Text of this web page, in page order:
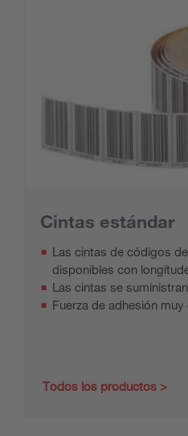
Cintas estándar
Las cintas de códigos
disponibles con
Las cintas se
Fuerza de adhesión muy
Todos los productos